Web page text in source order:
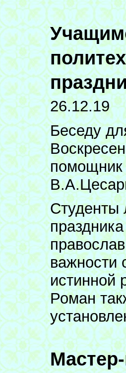
26.12.19
Беседу
помощник
Студенты
важности
истинной
Роман